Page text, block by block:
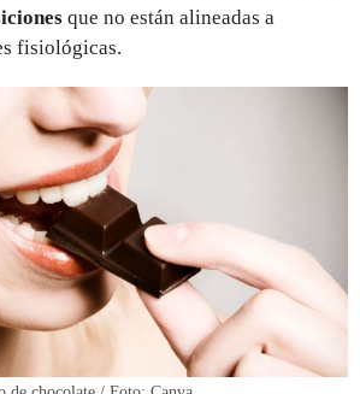
que no están alineadas a
fisiológicas.